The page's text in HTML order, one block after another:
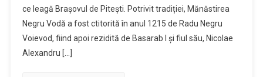
Câmpulung
Muscel
ce leagă Brașovul de Pitești. Potrivit tradiției, Mănăstirea
Negru Vodă a fost ctitorită în anul 1215 de Radu Negru
Voievod, fiind apoi rezidită de Basarab I și fiul său, Nicolae
Alexandru […]